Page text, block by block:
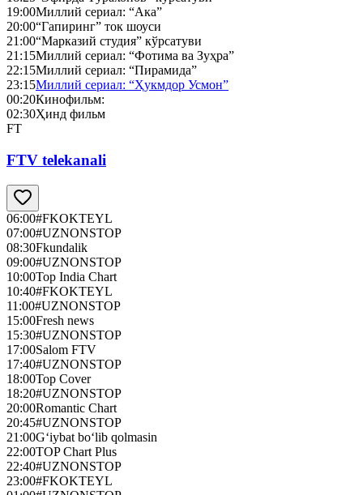
19:00Миллий сериал: “Ака”
20:00“Гапиринг” ток шоуси
21:00“Марказий студия” кўрсатуви
21:15Миллий сериал: “Фотима ва Зуҳра”
22:15Миллий сериал: “Пирамида”
23:15Миллий сериал: “Ҳукмдор Усмон”
00:20Кинофильм:
02:30Ҳинд фильм
FT
FTV telekanali
06:00#FKOKTEYL
07:00#UZNONSTOP
08:30Fkundalik
09:00#UZNONSTOP
10:00Top India Chart
10:40#FKOKTEYL
11:00#UZNONSTOP
15:00Fresh news
15:30#UZNONSTOP
17:00Salom FTV
17:40#UZNONSTOP
18:00Top Cover
18:20#UZNONSTOP
20:00Romantic Chart
20:45#UZNONSTOP
21:00G‘iybat bo‘lib qolmasin
22:00TOP Chart Plus
22:40#UZNONSTOP
23:00#FKOKTEYL